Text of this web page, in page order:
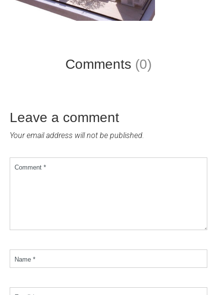
Comments (0)
Leave a comment
Your email address will not be published.
Comment *
Name *